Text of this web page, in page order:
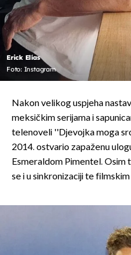
Erick Elías
Foto: Instagram
Nakon velikog uspjeha
meksičkim serijama i
telenoveli ''Djevojka moga
2014. ostvario zapaženu
Esmeraldom Pimentel.
se i u sinkronizaciji te